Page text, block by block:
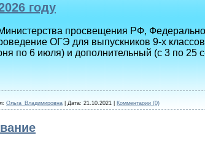
году
просвещения РФ,
ОГЭ для выпускников 9-х
по 6 июля) и дополнительный (с 3 по 25
Ольга_Владимировна Дата: 21.10.2021 Комментарии (0)